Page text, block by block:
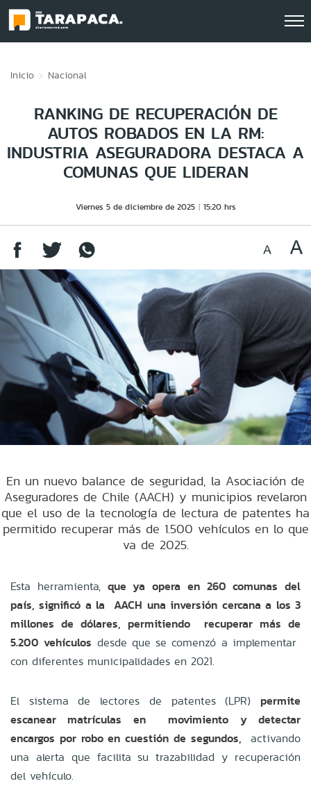
Inicio Nacional
RANKING DE RECUPERACIÓN DE
AUTOS ROBADOS EN LA RM:
INDUSTRIA ASEGURADORA DESTACA A
COMUNAS QUE LIDERAN
Viernes 5 de diciembre de 2025 15:20 hrs
En un nuevo balance de seguridad, la Asociación de
Aseguradores de Chile (AACH) y municipios revelaron
que el uso de la tecnología de lectura de patentes ha
permitido recuperar más de 1.500 vehículos en lo que
va de 2025.
Esta herramienta, que ya opera en 260 comunas del
país, significó a la AACH una inversión cercana a los 3
millones de dólares, permitiendo recuperar más de
5.200 vehículos desde que se comenzó a implementar
con diferentes municipalidades en 2021.
El sistema de lectores de patentes (LPR) permite
escanear matrículas en movimiento y detectar
encargos por robo en cuestión de segundos, activando
una alerta que facilita su trazabilidad y recuperación
del vehículo.